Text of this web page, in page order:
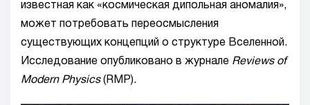
известная как «космическая дипольная аномалия»,
может потребовать переосмысления
существующих концепций о структуре Вселенной.
Исследование опубликовано в журнале Reviews of
Modern Physics(RMP).